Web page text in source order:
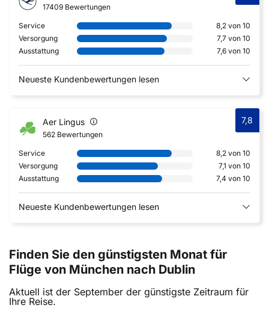
17409 Bewertungen
Service
8,2 von 10
Versorgung
7,7 von 10
Ausstattung
7,6 von 10
Neueste Kundenbewertungen lesen
Aer Lingus
562 Bewertungen
7,8
Service
8,2 von 10
Versorgung
7,1 von 10
Ausstattung
7,4 von 10
Neueste Kundenbewertungen lesen
Finden Sie den günstigsten Monat für
Flüge von München nach Dublin
Aktuell ist der September der günstigste Zeitraum für
Ihre Reise.